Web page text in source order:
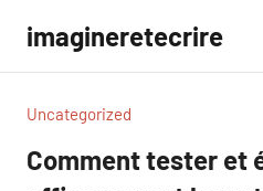
contenu
imagineretecrire
Uncategorized
Comment tester et